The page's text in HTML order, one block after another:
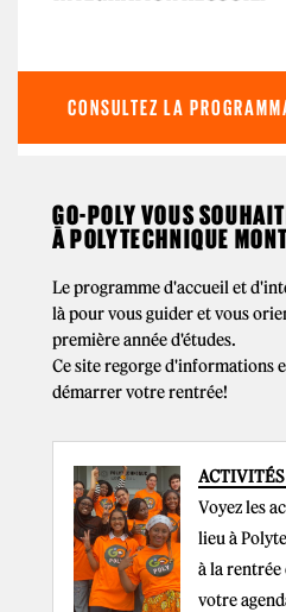
CONSULTEZ LA
GO-POLY VOUS
À POLYTECHNIQUE
Le programme d'accueil et
là pour vous guider et vous
première année d'études.
Ce site regorge d'informations
démarrer votre rentrée!
Voyez les
lieu à
à la rentrée
votre